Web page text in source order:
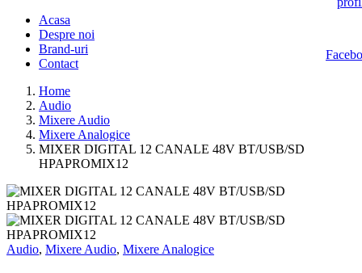
Acasa
Despre noi
Brand-uri
Contact
Home
Audio
Mixere Audio
Mixere Analogice
MIXER DIGITAL 12 CANALE 48V BT/USB/SD
HPAPROMIX12
Audio, Mixere Audio, Mixere Analogice